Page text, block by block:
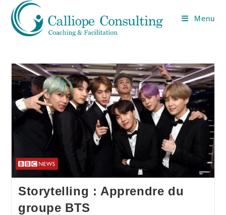
Menu
Storytelling : Apprendre du
groupe BTS